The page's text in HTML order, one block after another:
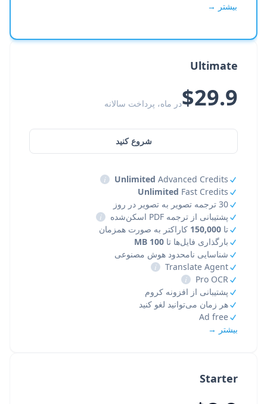
Starter
بیشتر →
Ultimate
$29.9در ماه، پرداخت سالانه
شروع کنید
Unlimited Advanced Credits
i
Unlimited Fast Credits
30 ترجمه تصویر به تصویر در روز
پشتیبانی از ترجمه PDF اسکن‌شده
i
تا 150,000 کاراکتر به صورت همزمان
بارگذاری فایل‌ها تا 100 MB
شناسایی نامحدود هوش مصنوعی
Translate Agent
i
Pro OCR
i
پشتیبانی از افزونه کروم
هر زمان می‌توانید لغو کنید
Ad free
بیشتر →